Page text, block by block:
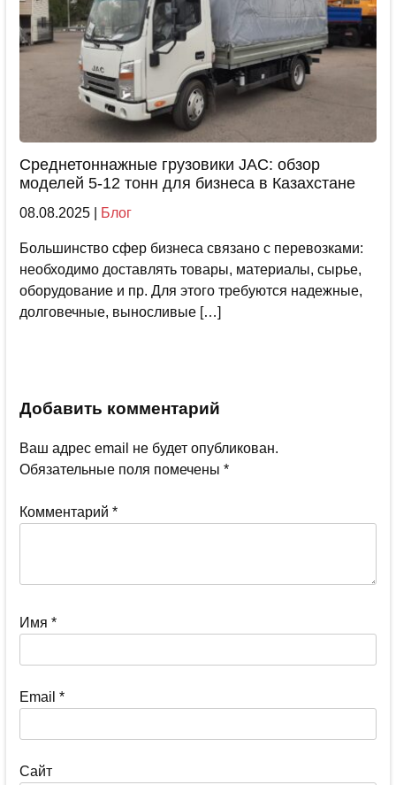
Среднетоннажные грузовики JAC: обзор
моделей 5-12 тонн для бизнеса в Казахстане
08.08.2025 Блог
Большинство сфер бизнеса связано с перевозками:
необходимо доставлять товары, материалы, сырье,
оборудование и пр. Для этого требуются надежные,
долговечные, выносливые […]
Добавить комментарий
Ваш адрес email не будет опубликован.
Обязательные поля помечены *
Комментарий *
Имя *
Email *
Сайт